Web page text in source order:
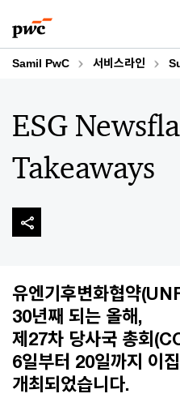
to
content
to
footer
Samil PwC 서비스라인
ESG
Takeaways
유엔기후변화협약
30년째 되는 올해,
제27차 당사국 총회
6일부터 20일까지 이
개최되었습니다.